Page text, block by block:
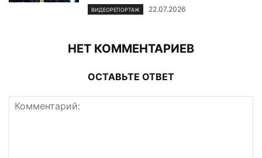
ВИДЕОРЕПОРТАЖ 22.07.2026
НЕТ КОММЕНТАРИЕВ
ОСТАВЬТЕ ОТВЕТ